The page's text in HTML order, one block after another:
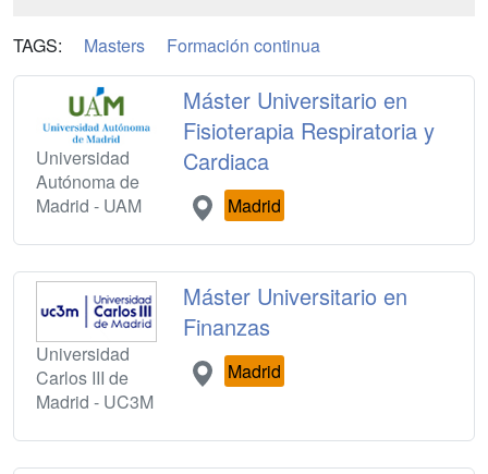
TAGS: Masters Formación continua
Universidad
Autónoma de
Madrid - UAM
Máster Universitario en
Fisioterapia Respiratoria y
Cardiaca
Madrid
Universidad
Carlos III de
Madrid - UC3M
Máster Universitario en
Finanzas
Madrid